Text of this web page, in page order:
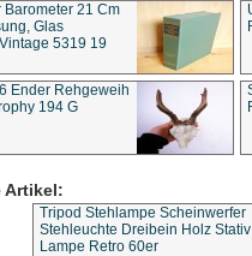
Barometer 21 Cm
Glas
5319 19
Ender Rehgeweih
194 G
Artikel:
Tripod Stehlampe Scheinwerfer
Stehleuchte Dreibein Holz Stativ
Lampe Retro 60er